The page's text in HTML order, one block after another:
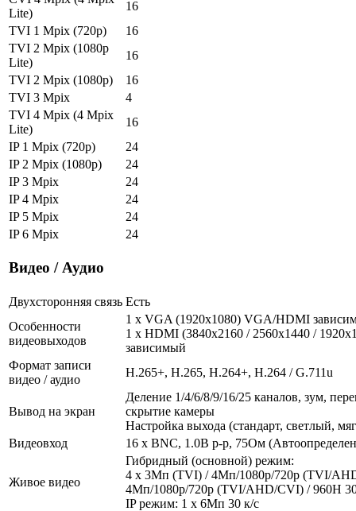
Lite)
16
TVI 1 Mpix (720p)
16
TVI 2 Mpix (1080p
Lite)
16
TVI 2 Mpix (1080p)
16
TVI 3 Mpix
4
TVI 4 Mpix (4 Mpix
Lite)
16
IP 1 Mpix (720p)
24
IP 2 Mpix (1080p)
24
IP 3 Mpix
24
IP 4 Mpix
24
IP 5 Mpix
24
IP 6 Mpix
24
Видео / Аудио
Двухсторонняя связь Есть
Особенности
видеовыходов
1 x VGA (1920x1080) VGA/HDMI
1 x HDMI (3840x2160 / 2560x1440 /
зависимый
Формат записи
видео / аудио
H.265+, H.265, H.264+, H.264 / G.711u
Вывод на экран
Деление 1/4/6/8/9/16/25 каналов, зум,
скрытие камеры
Настройка выхода (стандарт, светлый,
Видеовход
16 x BNC, 1.0В p-p, 75Ом
Живое видео
Гибридный (основной) режим:
4 x 3Мп (TVI) / 4Мп/1080р/720p (TVI/
4Мп/1080р/720p (TVI/AHD/CVI) / 960H 30
IP режим: 1 х 6Мп 30 к/с